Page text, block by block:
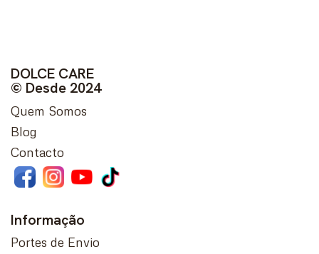
DOLCE CARE
© Desde 2024
Quem Somos
Blog
Contacto
Informação
Portes de Envio